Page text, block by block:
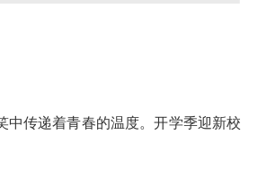
中传递着青春的温度。开学季迎新校